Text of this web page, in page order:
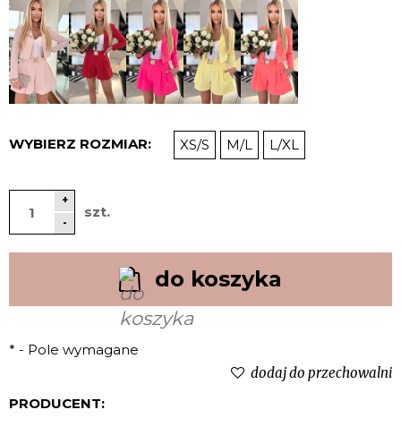
WYBIERZ ROZMIAR: XS/S M/L L/XL
+
-
szt.
do koszyka
* - Pole wymagane
dodaj do przechowalni
PRODUCENT: